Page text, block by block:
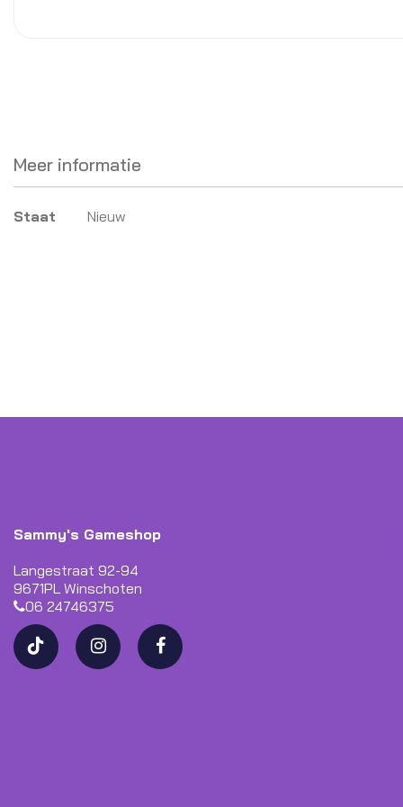
Meer informatie
Meer
Staat Nieuw
Sammy's Gameshop
Langestraat 92-94
9671PL Winschoten
06 24746375